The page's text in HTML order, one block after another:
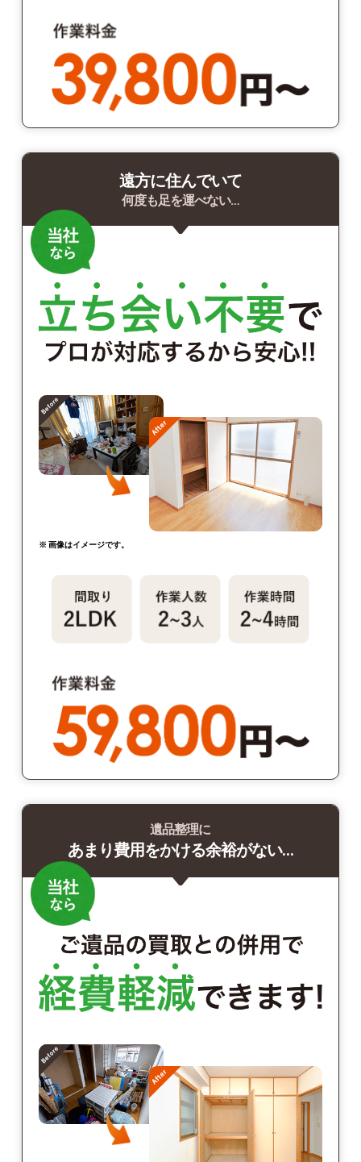
遠方に住んでいて
何度も足を運べない…
※ 画像はイメージです。
遺品整理に
あまり費用をかける余裕がない…